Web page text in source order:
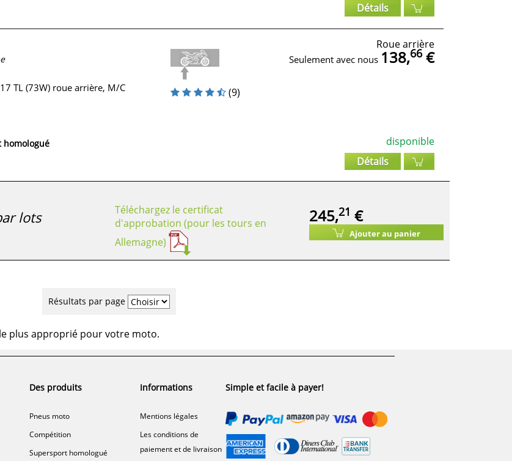
Détails
TL (73W) roue arrière, M/C
homologué
(9)
Roue arrière
Seulement avec nous 138,66€
disponible
Détails
lots
Téléchargez le certificat
d'approbation (pour les tours en
Allemagne)
245,21 €
Ajouter au panier
Résultats par page
plus approprié pour votre moto.
Des produits
Pneus moto
Compétition
Supersport homologué
Informations
Mentions légales
Les conditions de
paiement et de livraison
Simple et facile à payer!